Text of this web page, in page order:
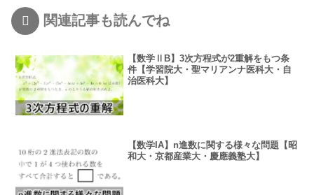
関連記事も読んでね
【数学ⅡB】3次方程式が2重解をもつ条
件【学習院大・聖マリアンナ医科大・自
治医科大】
【数学IA】n進数に関する様々な問題【昭
和大・京都産業大・慶應義塾大】